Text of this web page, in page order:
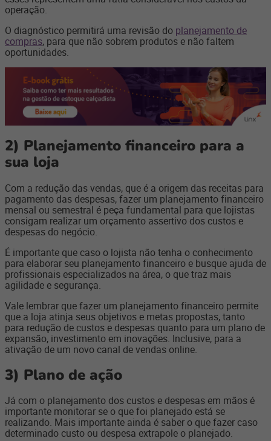
operação.
O diagnóstico permitirá uma revisão do planejamento de
compras, para que não sobrem produtos e não faltem
oportunidades.
2) Planejamento financeiro para a
sua loja
Com a redução das vendas, que é a origem das receitas para
pagamento das despesas, fazer um planejamento financeiro
mensal ou semestral é peça fundamental para que lojistas
consigam realizar um orçamento assertivo dos custos e
despesas do negócio.
É importante que caso o lojista não tenha o conhecimento
para elaborar seu planejamento financeiro e busque ajuda de
profissionais especializados na área, o que traz mais
agilidade e segurança.
Vale lembrar que fazer um planejamento financeiro permite
que a loja atinja seus objetivos e metas propostas, tanto
para redução de custos e despesas quanto para um plano de
expansão, investimento em inovações. Inclusive, para a
ativação de um novo canal de vendas online.
3) Plano de ação
Já com o planejamento dos custos e despesas em mãos é
importante monitorar se o que foi planejado está se
realizando. Mais importante ainda é saber o que fazer caso
determinado custo ou despesa extrapole o planejado.